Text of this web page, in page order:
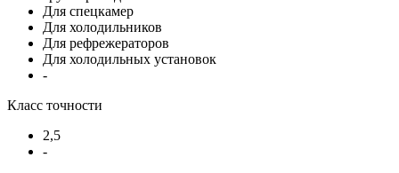
Для спецкамер
Для холодильников
Для рефрежераторов
Для холодильных установок
-
Класс точности
2,5
-